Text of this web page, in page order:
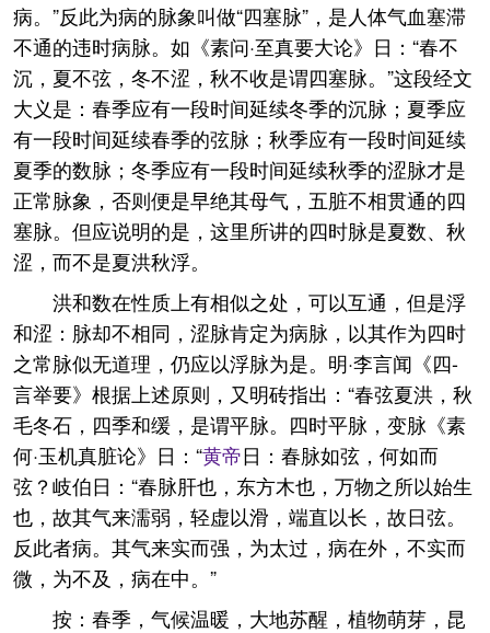
病。”反此为病的脉象叫做“四塞脉”，是人体气血塞滞
不通的违时病脉。如《素问·至真要大论》日：“春不
沉，夏不弦，冬不涩，秋不收是谓四塞脉。”这段经文
大义是：春季应有一段时间延续冬季的沉脉；夏季应
有一段时间延续春季的弦脉；秋季应有一段时间延续
夏季的数脉；冬季应有一段时间延续秋季的涩脉才是
正常脉象，否则便是早绝其母气，五脏不相贯通的四
塞脉。但应说明的是，这里所讲的四时脉是夏数、秋
涩，而不是夏洪秋浮。
洪和数在性质上有相似之处，可以互通，但是浮
和涩：脉却不相同，涩脉肯定为病脉，以其作为四时
之常脉似无道理，仍应以浮脉为是。明·李言闻《四-
言举要》根据上述原则，又明砖指出：“春弦夏洪，秋
毛冬石，四季和缓，是谓平脉。四时平脉，变脉《素
何·玉机真脏论》日：“黄帝日：春脉如弦，何如而
弦？岐伯日：“春脉肝也，东方木也，万物之所以始生
也，故其气来濡弱，轻虚以滑，端直以长，故日弦。
反此者病。其气来实而强，为太过，病在外，不实而
微，为不及，病在中。”
按：春季，气候温暖，大地苏醒，植物萌芽，昆